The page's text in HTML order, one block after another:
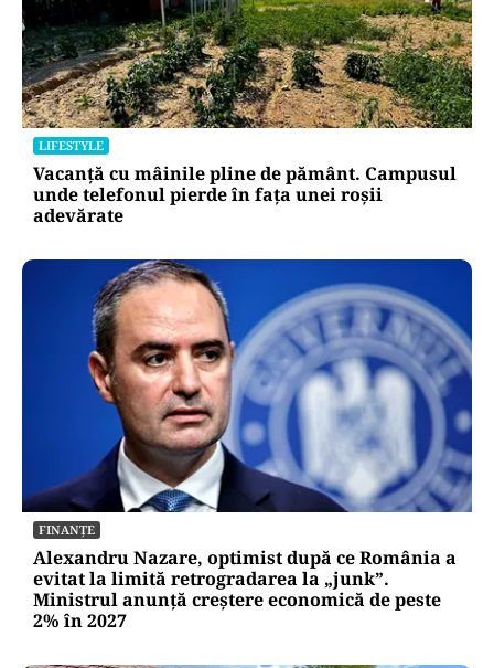
LIFESTYLE
Vacanță cu mâinile pline de pământ. Campusul
unde telefonul pierde în fața unei roșii
adevărate
FINANȚE
Alexandru Nazare, optimist după ce România a
evitat la limită retrogradarea la „junk”.
Ministrul anunță creștere economică de peste
2% în 2027